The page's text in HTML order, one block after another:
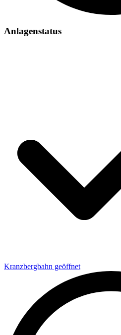
Anlagenstatus
Kranzbergbahn geöffnet